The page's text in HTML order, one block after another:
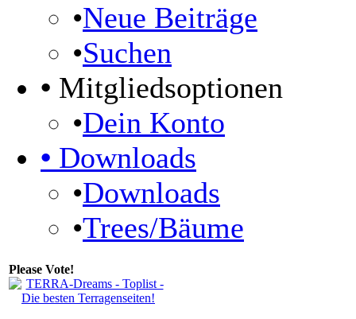
•Neue Beiträge
•Suchen
• Mitgliedsoptionen
•Dein Konto
• Downloads
•Downloads
•Trees/Bäume
Please Vote!